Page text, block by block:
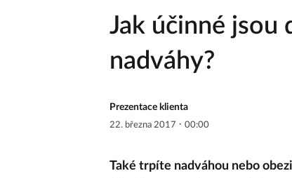
Jak účinné jsou
nadváhy?
Prezentace klienta
22. března 2017 · 00:00
Také trpíte nadváhou nebo